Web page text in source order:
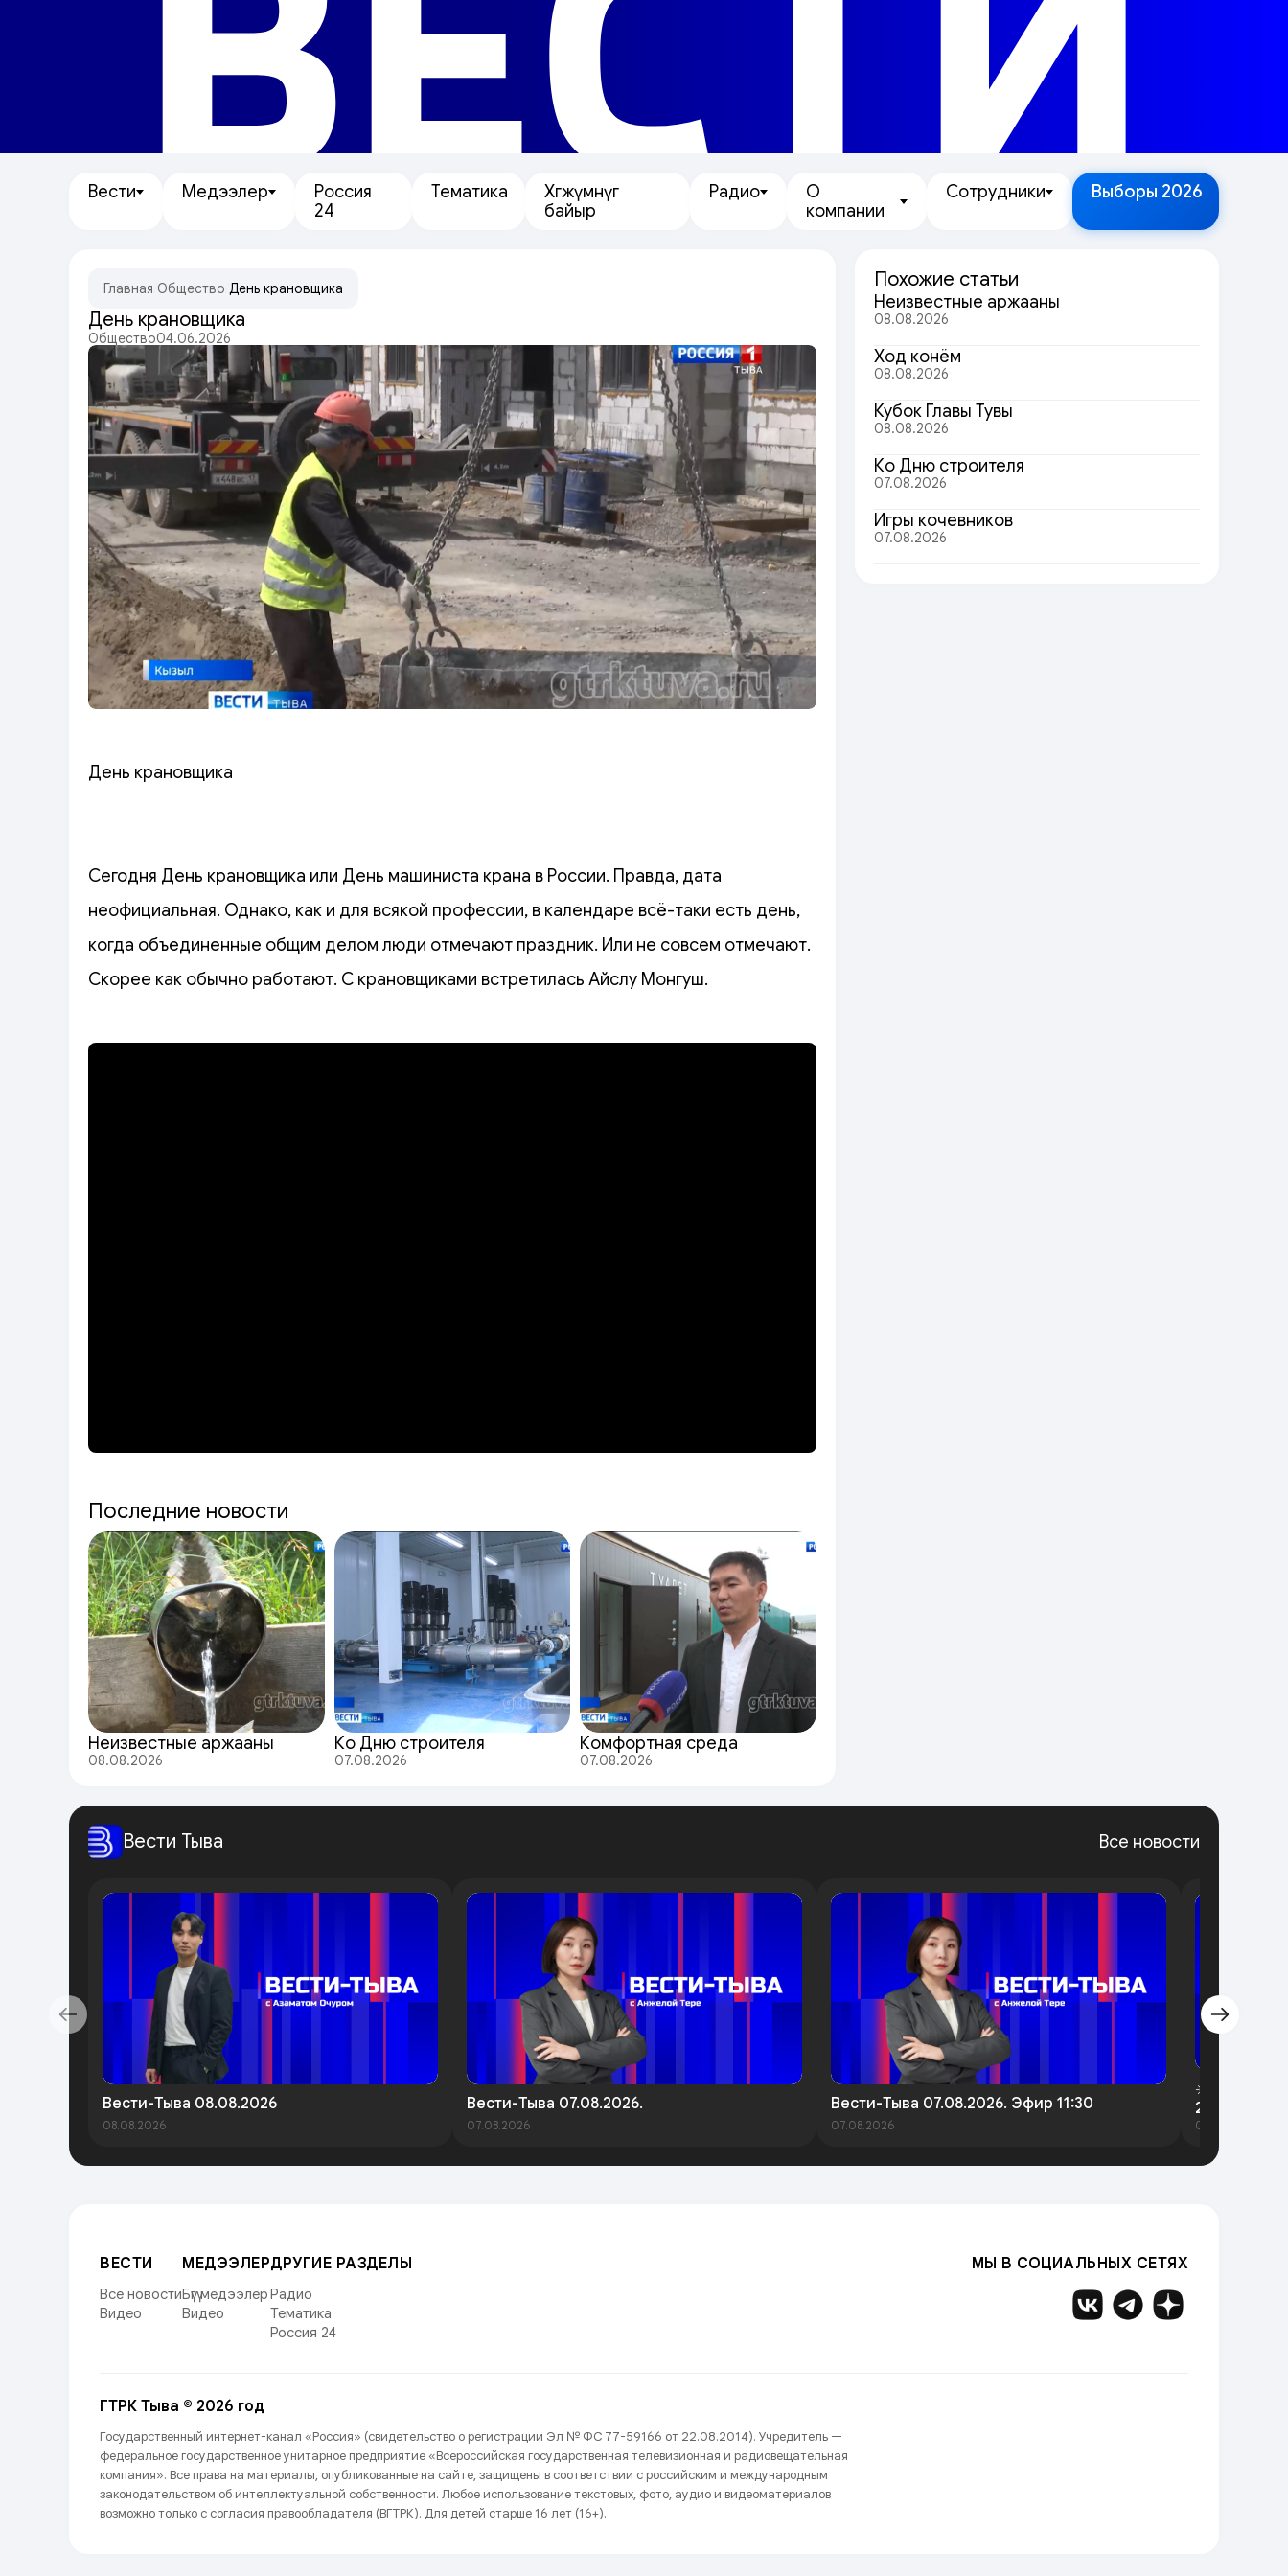
ВЕСТИ
Вести Медээлер
Россия
24
Тематика
Хөгжүмнүг
байыр
Радио
О
компании
Сотрудники Выборы 2026
Главная Общество День крановщика
День крановщика
Общество04.06.2026
День крановщика
Сегодня День крановщика или День машиниста крана в России. Правда, дата
неофициальная. Однако, как и для всякой профессии, в календаре всё-таки есть день,
когда объединенные общим делом люди отмечают праздник. Или не совсем отмечают.
Скорее как обычно работают. С крановщиками встретилась Айслу Монгуш.
Последние новости
Неизвестные аржааны
08.08.2026
Ко Дню строителя
07.08.2026
Комфортная среда
07.08.2026
Похожие статьи
Неизвестные аржааны
08.08.2026
Ход конём
08.08.2026
Кубок Главы Тувы
08.08.2026
Ко Дню строителя
07.08.2026
Игры кочевников
07.08.2026
Вести Тыва Все новости
Вести-Тыва 08.08.2026
08.08.2026
Вести-Тыва 07.08.2026.
07.08.2026
Вести-Тыва 07.08.2026. Эфир 11:30
07.08.2026
☀️Утренний
2026 года
07.08.2026
ВЕСТИ
Все новости
Видео
МЕДЭЭЛЕР
Бүгү медээлер
Видео
ДРУГИЕ РАЗДЕЛЫ
Радио
Тематика
Россия 24
МЫ В СОЦИАЛЬНЫХ СЕТЯХ
ГТРК Тыва © 2026 год
Государственный интернет-канал «Россия» (свидетельство о регистрации Эл № ФС 77-59166 от 22.08.2014). Учредитель —
федеральное государственное унитарное предприятие «Всероссийская государственная телевизионная и радиовещательная
компания». Все права на материалы, опубликованные на сайте, защищены в соответствии с российским и международным
законодательством об интеллектуальной собственности. Любое использование текстовых, фото, аудио и видеоматериалов
возможно только с согласия правообладателя (ВГТРК). Для детей старше 16 лет (16+).